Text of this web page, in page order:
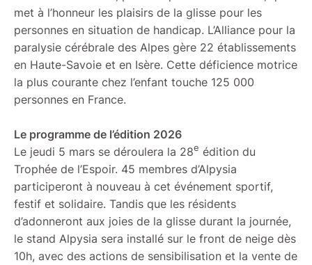
met à l’honneur les plaisirs de la glisse pour les
personnes en situation de handicap. L’Alliance pour la
paralysie cérébrale des Alpes gère 22 établissements
en Haute-Savoie et en Isère. Cette déficience motrice
la plus courante chez l’enfant touche 125 000
personnes en France.
Le programme de l’édition 2026
Le jeudi 5 mars se déroulera la 28e édition du
Trophée de l’Espoir. 45 membres d’Alpysia
participeront à nouveau à cet événement sportif,
festif et solidaire. Tandis que les résidents
d’adonneront aux joies de la glisse durant la journée,
le stand Alpysia sera installé sur le front de neige dès
10h, avec des actions de sensibilisation et la vente de